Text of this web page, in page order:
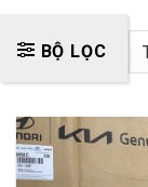
BỘ LỌC